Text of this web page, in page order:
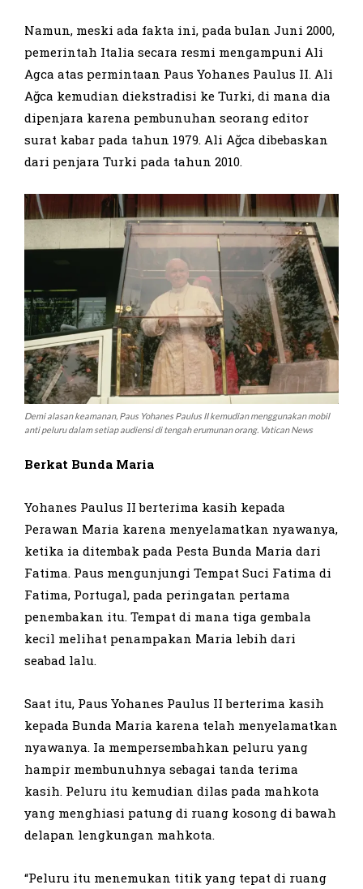
Namun, meski ada fakta ini, pada bulan Juni 2000,
pemerintah Italia secara resmi mengampuni Ali
Agca atas permintaan Paus Yohanes Paulus II. Ali
Ağca kemudian diekstradisi ke Turki, di mana dia
dipenjara karena pembunuhan seorang editor
surat kabar pada tahun 1979. Ali Ağca dibebaskan
dari penjara Turki pada tahun 2010.
Demi alasan keamanan, Paus Yohanes Paulus II kemudian menggunakan mobil
anti peluru dalam setiap audiensi di tengah erumunan orang. Vatican News
Berkat Bunda Maria
Yohanes Paulus II berterima kasih kepada
Perawan Maria karena menyelamatkan nyawanya,
ketika ia ditembak pada Pesta Bunda Maria dari
Fatima. Paus mengunjungi Tempat Suci Fatima di
Fatima, Portugal, pada peringatan pertama
penembakan itu. Tempat di mana tiga gembala
kecil melihat penampakan Maria lebih dari
seabad lalu.
Saat itu, Paus Yohanes Paulus II berterima kasih
kepada Bunda Maria karena telah menyelamatkan
nyawanya. Ia mempersembahkan peluru yang
hampir membunuhnya sebagai tanda terima
kasih. Peluru itu kemudian dilas pada mahkota
yang menghiasi patung di ruang kosong di bawah
delapan lengkungan mahkota.
“Peluru itu menemukan titik yang tepat di ruang